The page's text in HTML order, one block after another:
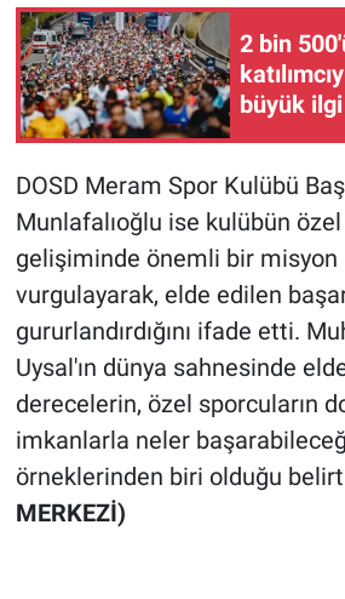
2 bin
büyük ilgi
DOSD Meram Spor Kulübü
Munlafalıoğlu ise kulübün
gelişiminde önemli bir
vurgulayarak, elde edilen
gururlandırdığını ifade etti.
Uysal'ın dünya sahnesinde
derecelerin, özel sporcuların
imkanlarla neler
örneklerinden biri olduğu
MERKEZİ)